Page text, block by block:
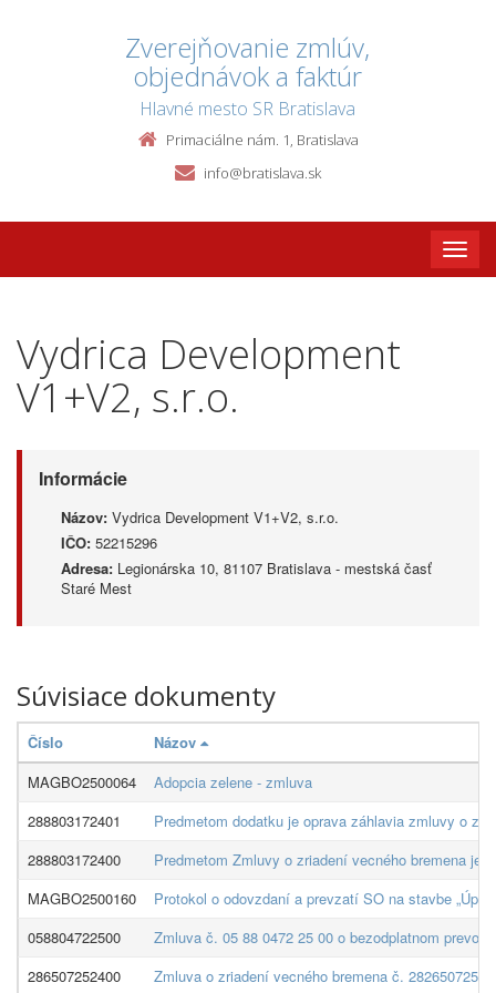
Zverejňovanie zmlúv,
objednávok a faktúr
Hlavné mesto SR Bratislava
Primaciálne nám. 1, Bratislava
info@bratislava.sk
Toggle
Vydrica Development
V1+V2, s.r.o.
Informácie
Názov: Vydrica Development V1+V2, s.r.o.
IČO: 52215296
Adresa: Legionárska 10, 81107 Bratislava - mestská časť
Staré Mest
Súvisiace dokumenty
Číslo
Názov
MAGBO2500064
Adopcia zelene - zmluva
288803172401
Predmetom dodatku je oprava záhlavia zmluvy o
288803172400
Predmetom Zmluvy o zriadení vecného bremena je
MAGBO2500160
Protokol o odovzdaní a prevzatí SO na stavbe
058804722500
Zmluva č. 05 88 0472 25 00 o bezodplatnom
286507252400
Zmluva o zriadení vecného bremena č.